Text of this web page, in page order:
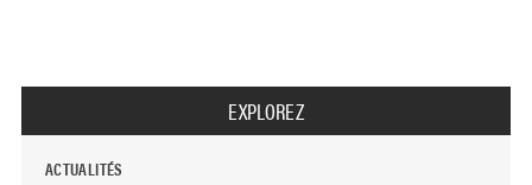
EXPLOREZ
ACTUALITÉS